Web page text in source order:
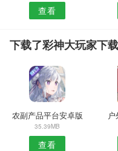
查看
下载了彩神大玩家下
农副产品平台安卓版
35.39MB
查看